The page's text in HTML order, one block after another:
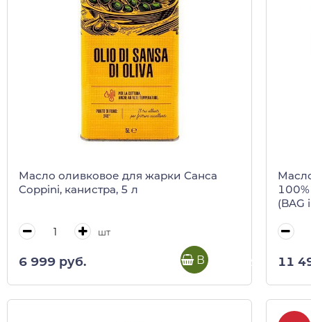
Масло оливковое для жарки Санса
Coppini, канистра, 5 л
шт
6 999 руб. В корзину
100%
(BAG
11